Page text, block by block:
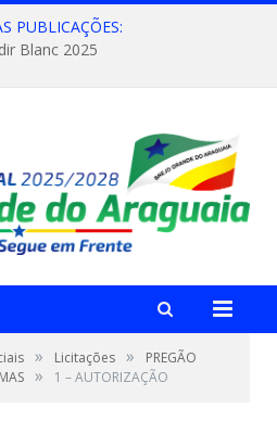
PUBLICAÇÕES:
Blanc 2025
» Licitações »
PREGÃO
» 1 – AUTORIZAÇÃO